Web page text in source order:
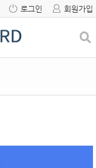
로그인 회원가입